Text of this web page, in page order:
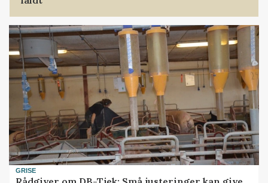
GRISE